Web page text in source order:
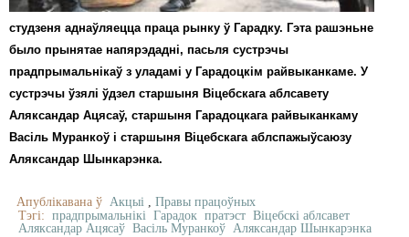
студзеня аднаўляецца праца рынку ў Гарадку. Гэта рашэньне
было прынятае напярэдадні, пасьля сустрэчы
прадпрымальнікаў з уладамі у Гарадоцкім райвыканкаме. У
сустрэчы ўзялі ўдзел старшыня Віцебскага аблсавету
Аляксандар Ацясаў, старшыня Гарадоцкага райвыканкаму
Васіль Муранкоў і старшыня Віцебскага аблспажыўсаюзу
Аляксандар Шынкарэнка.
Апублікавана ў Акцыі , Правы працоўных
Тэгі: прадпрымальнікі Гарадок пратэст Віцебскі аблсавет
Аляксандар Ацясаў Васіль Муранкоў Аляксандар Шынкарэнка